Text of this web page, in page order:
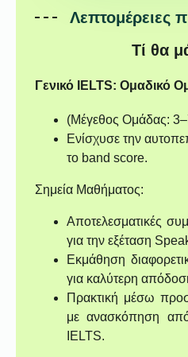
Λεπτομέρειες
Τί θα
Γενικό IELTS: Ομαδικό
(Μέγεθος Ομάδας:
Ενίσχυσε την
το band score.
Σημεία Μαθήματος:
Αποτελεσματικές
για την εξέταση
Εκμάθηση
για καλύτερη
Πρακτική μέσω
με ανασκόπηση από
IELTS.